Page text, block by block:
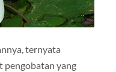
ternyata
pengobatan yang